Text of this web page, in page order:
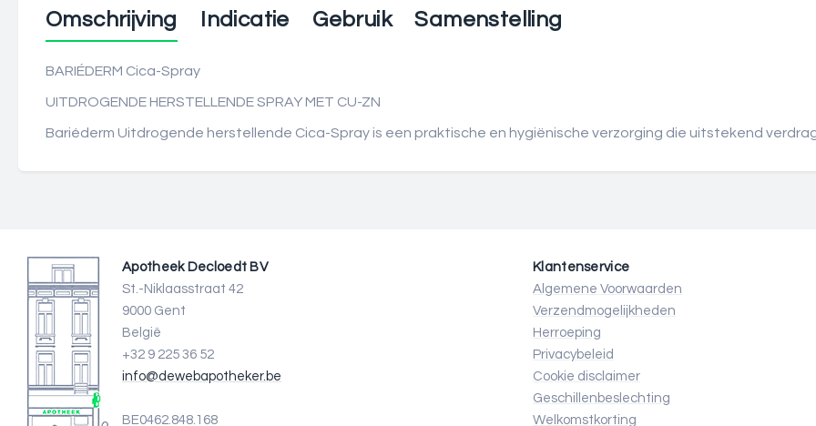
Omschrijving Indicatie Gebruik Samenstelling
BARIÉDERM Cica-Spray
UITDROGENDE HERSTELLENDE SPRAY MET CU-ZN
Bariéderm Uitdrogende herstellende Cica-Spray is een praktische en hygiënische verzorging die uitstekend
Apotheek Decloedt BV
St.-Niklaasstraat 42
9000 Gent
België
+32 9 225 36 52
info@dewebapotheker.be
BE0462.848.168
Klantenservice
Algemene Voorwaarden
Verzendmogelijkheden
Herroeping
Privacybeleid
Cookie disclaimer
Geschillenbeslechting
Welkomstkorting